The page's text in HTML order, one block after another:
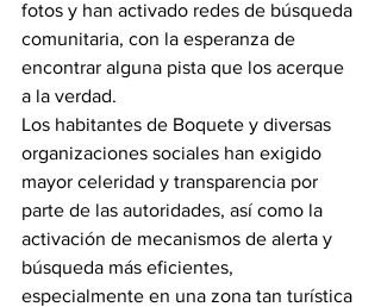
fotos y han activado redes de búsqueda
comunitaria, con la esperanza de
encontrar alguna pista que los acerque
a la verdad.
Los habitantes de Boquete y diversas
organizaciones sociales han exigido
mayor celeridad y transparencia por
parte de las autoridades, así como la
activación de mecanismos de alerta y
búsqueda más eficientes,
especialmente en una zona tan turística